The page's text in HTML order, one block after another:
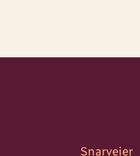
Snarveier